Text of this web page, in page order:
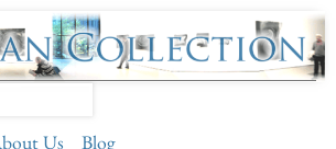
Us
Blog